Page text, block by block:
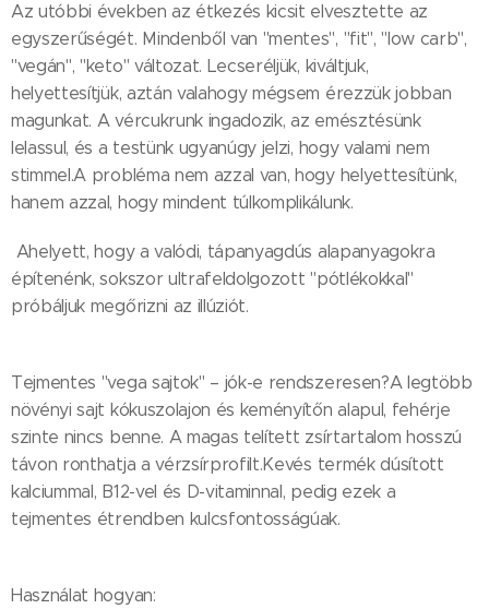
Az utóbbi években az étkezés kicsit elvesztette az
egyszerűségét. Mindenből van "mentes", "fit", "low carb",
"vegán", "keto" változat. Lecseréljük, kiváltjuk,
helyettesítjük, aztán valahogy mégsem érezzük jobban
magunkat. A vércukrunk ingadozik, az emésztésünk
lelassul, és a testünk ugyanúgy jelzi, hogy valami nem
stimmel.A probléma nem azzal van, hogy helyettesítünk,
hanem azzal, hogy mindent túlkomplikálunk.
Ahelyett, hogy a valódi, tápanyagdús alapanyagokra
építenénk, sokszor ultrafeldolgozott "pótlékokkal"
próbáljuk megőrizni az illúziót.
Tejmentes "vega sajtok" – jók-e rendszeresen?A legtöbb
növényi sajt kókuszolajon és keményítőn alapul, fehérje
szinte nincs benne. A magas telített zsírtartalom hosszú
távon ronthatja a vérzsírprofilt.Kevés termék dúsított
kalciummal, B12-vel és D-vitaminnal, pedig ezek a
tejmentes étrendben kulcsfontosságúak.
Használat hogyan: